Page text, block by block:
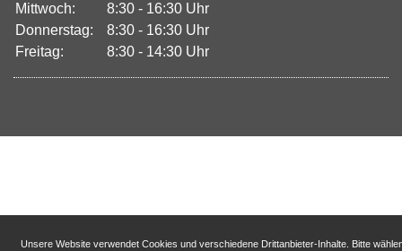
Mittwoch:
8:30 - 16:30 Uhr
Donnerstag:
8:30 - 16:30 Uhr
Freitag:
8:30 - 14:30 Uhr
Unsere Website verwendet Cookies und verschiedene Drittanbieter-Inhalte. Bitte